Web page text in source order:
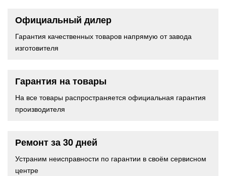
Официальный дилер
Гарантия качественных товаров напрямую от завода
изготовителя
Гарантия на товары
На все товары распространяется официальная гарантия
производителя
Ремонт за 30 дней
Устраним неисправности по гарантии в своём сервисном
центре